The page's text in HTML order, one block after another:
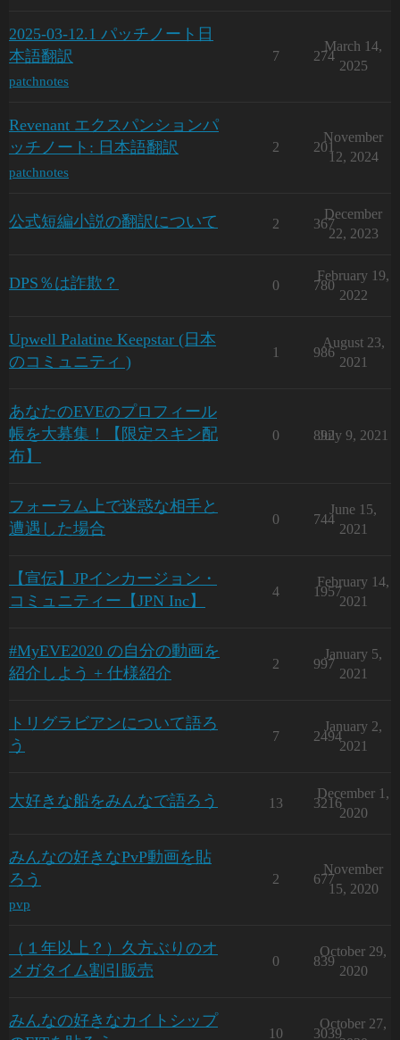
2025-03-12.1 パッチノート日
本語翻訳
patchnotes
7 274
March 14,
2025
Revenant エクスパンションパ
ッチノート: 日本語翻訳
patchnotes
2 201
November
12, 2024
公式短編小説の翻訳について 2 367
December
22, 2023
DPS％は詐欺？ 0 780
February 19,
2022
Upwell Palatine Keepstar (日本
のコミュニティ )
1 986
August 23,
2021
あなたのEVEのプロフィール
帳を大募集！【限定スキン配
布】
0 892
July 9, 2021
フォーラム上で迷惑な相手と
遭遇した場合
0 744
June 15,
2021
【宣伝】JPインカージョン・
コミュニティー【JPN Inc】
4 1957
February 14,
2021
#MyEVE2020 の自分の動画を
紹介しよう + 仕様紹介
2 997
January 5,
2021
トリグラビアンについて語ろ
う
7 2494
January 2,
2021
大好きな船をみんなで語ろう 13 3216
December 1,
2020
みんなの好きなPvP動画を貼
ろう
pvp
2 677
November
15, 2020
（１年以上？）久方ぶりのオ
メガタイム割引販売
0 839
October 29,
2020
みんなの好きなカイトシップ
10 3039
October 27,